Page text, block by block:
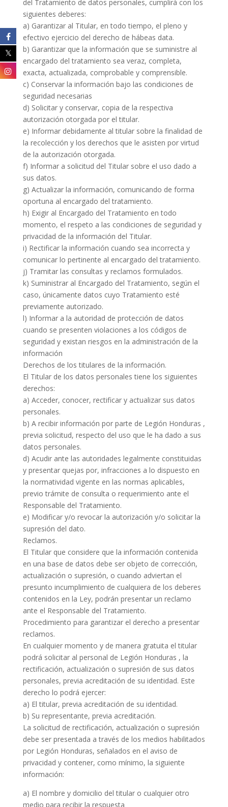
del Tratamiento de datos personales, cumplirá con los
siguientes deberes:
a) Garantizar al Titular, en todo tiempo, el pleno y
efectivo ejercicio del derecho de hábeas data.
b) Garantizar que la información que se suministre al
encargado del tratamiento sea veraz, completa,
exacta, actualizada, comprobable y comprensible.
c) Conservar la información bajo las condiciones de
seguridad necesarias
d) Solicitar y conservar, copia de la respectiva
autorización otorgada por el titular.
e) Informar debidamente al titular sobre la finalidad de
la recolección y los derechos que le asisten por virtud
de la autorización otorgada.
f) Informar a solicitud del Titular sobre el uso dado a
sus datos.
g) Actualizar la información, comunicando de forma
oportuna al encargado del tratamiento.
h) Exigir al Encargado del Tratamiento en todo
momento, el respeto a las condiciones de seguridad y
privacidad de la información del Titular.
i) Rectificar la información cuando sea incorrecta y
comunicar lo pertinente al encargado del tratamiento.
j) Tramitar las consultas y reclamos formulados.
k) Suministrar al Encargado del Tratamiento, según el
caso, únicamente datos cuyo Tratamiento esté
previamente autorizado.
l) Informar a la autoridad de protección de datos
cuando se presenten violaciones a los códigos de
seguridad y existan riesgos en la administración de la
información
Derechos de los titulares de la información.
El Titular de los datos personales tiene los siguientes
derechos:
a) Acceder, conocer, rectificar y actualizar sus datos
personales.
b) A recibir información por parte de Legión Honduras ,
previa solicitud, respecto del uso que le ha dado a sus
datos personales.
d) Acudir ante las autoridades legalmente constituidas
y presentar quejas por, infracciones a lo dispuesto en
la normatividad vigente en las normas aplicables,
previo trámite de consulta o requerimiento ante el
Responsable del Tratamiento.
e) Modificar y/o revocar la autorización y/o solicitar la
supresión del dato.
Reclamos.
El Titular que considere que la información contenida
en una base de datos debe ser objeto de corrección,
actualización o supresión, o cuando adviertan el
presunto incumplimiento de cualquiera de los deberes
contenidos en la Ley, podrán presentar un reclamo
ante el Responsable del Tratamiento.
Procedimiento para garantizar el derecho a presentar
reclamos.
En cualquier momento y de manera gratuita el titular
podrá solicitar al personal de Legión Honduras , la
rectificación, actualización o supresión de sus datos
personales, previa acreditación de su identidad. Este
derecho lo podrá ejercer:
a) El titular, previa acreditación de su identidad.
b) Su representante, previa acreditación.
La solicitud de rectificación, actualización o supresión
debe ser presentada a través de los medios habilitados
por Legión Honduras, señalados en el aviso de
privacidad y contener, como mínimo, la siguiente
información:
a) El nombre y domicilio del titular o cualquier otro
medio para recibir la respuesta